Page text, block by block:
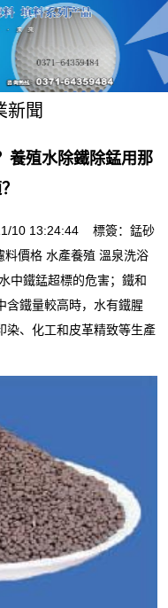
新聞
養殖水除鐵除錳用那
10 13:24:44 標簽： 錳砂
料價格 水產養殖 溫泉洗浴
中鐵錳超標的危害；鐵和
含鐵量較高時，水有鐵腥
染、化工和皮革精致等生產